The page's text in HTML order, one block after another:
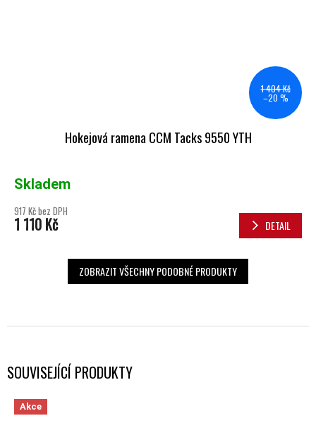
SOUVISEJÍCÍ PRODUKTY
Akce
1 404 Kč
–20 %
Hokejová ramena CCM Tacks 9550 YTH
Skladem
917 Kč bez DPH
1 110 Kč DETAIL
ZOBRAZIT VŠECHNY PODOBNÉ PRODUKTY